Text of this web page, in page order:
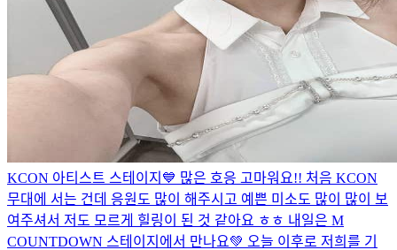
KCON 아티스트 스테이지💙 많은 호응 고마워요!! 처음 KCON
무대에 서는 건데 응원도 많이 해주시고 예쁜 미소도 많이 많이 보
여주셔서 저도 모르게 힐링이 된 것 같아요 ㅎㅎ 내일은 M
COUNTDOWN 스테이지에서 만나요💚 오늘 이후로 저희를 기